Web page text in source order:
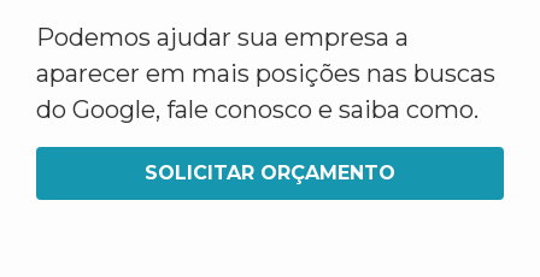
Podemos ajudar sua empresa a
aparecer em mais posições nas buscas
do Google, fale conosco e saiba como.
SOLICITAR ORÇAMENTO